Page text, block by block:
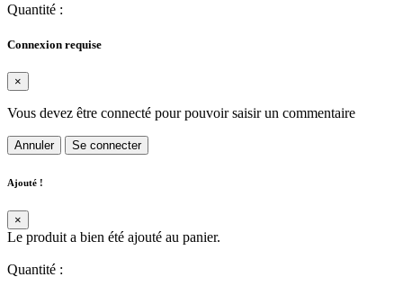
Quantité :
Connexion requise
×
Vous devez être connecté pour pouvoir saisir un commentaire
Annuler Se connecter
Ajouté !
×
Le produit a bien été ajouté au panier.
Quantité :